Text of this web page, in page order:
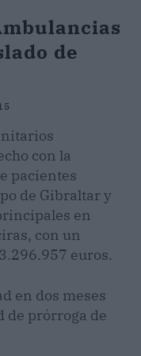
de
con la
pacientes
de Gibraltar y
en
con un
euros.
en dos meses
de prórroga de